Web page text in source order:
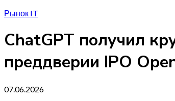
Рынок IT
ChatGPT получил
преддверии IPO
07.06.2026